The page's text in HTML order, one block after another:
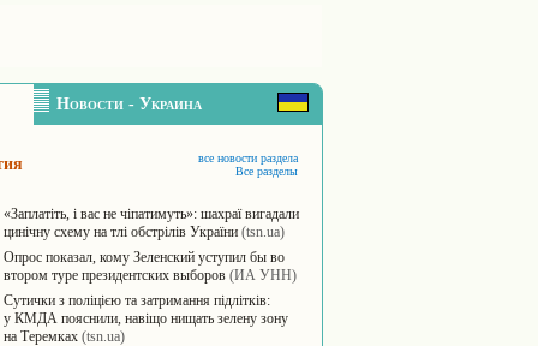
Новости - Украина
все новости раздела
Все разделы
«Заплатіть, і вас не чіпатимуть»: шахраї вигадали
цинічну схему на тлі обстрілів України (tsn.ua)
Опрос показал, кому Зеленский уступил бы во
втором туре президентских выборов (ИА УНН)
Сутички з поліцією та затримання підлітків:
у КМДА пояснили, навіщо нищать зелену зону
на Теремках (tsn.ua)